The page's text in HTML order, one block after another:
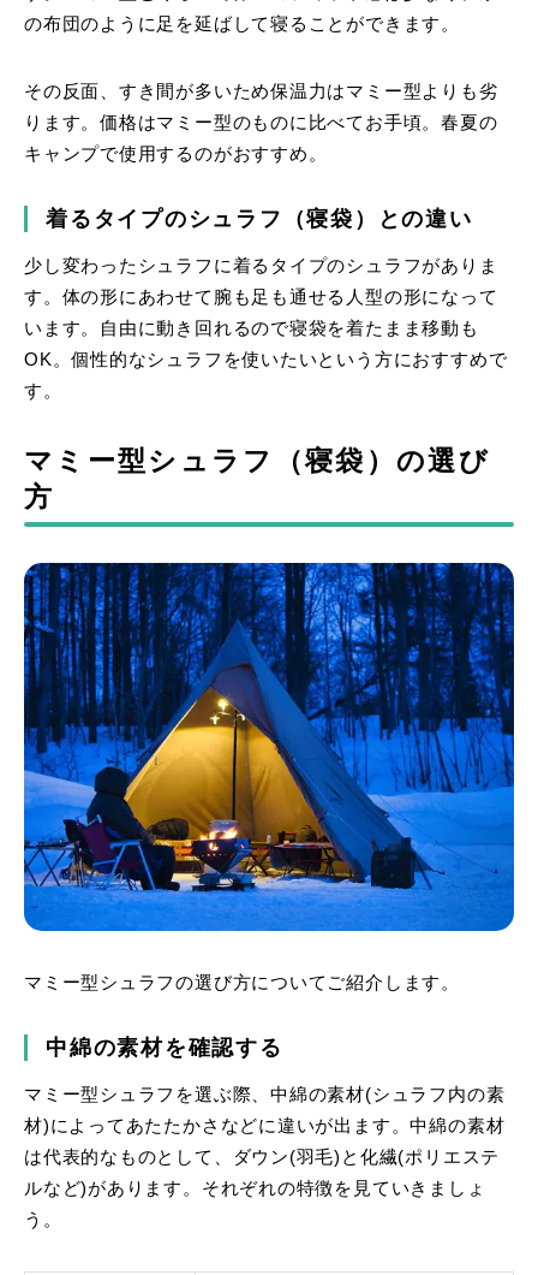
の布団のように足を延ばして寝ることができます。
その反面、すき間が多いため保温力はマミー型よりも劣
ります。価格はマミー型のものに比べてお手頃。春夏の
キャンプで使用するのがおすすめ。
着るタイプのシュラフ（寝袋）との違い
少し変わったシュラフに着るタイプのシュラフがありま
す。体の形にあわせて腕も足も通せる人型の形になって
います。自由に動き回れるので寝袋を着たまま移動も
OK。個性的なシュラフを使いたいという方におすすめで
す。
マミー型シュラフ（寝袋）の選び
方
マミー型シュラフの選び方についてご紹介します。
中綿の素材を確認する
マミー型シュラフを選ぶ際、中綿の素材(シュラフ内の素
材)によってあたたかさなどに違いが出ます。中綿の素材
は代表的なものとして、ダウン(羽毛)と化繊(ポリエステ
ルなど)があります。それぞれの特徴を見ていきましょ
う。